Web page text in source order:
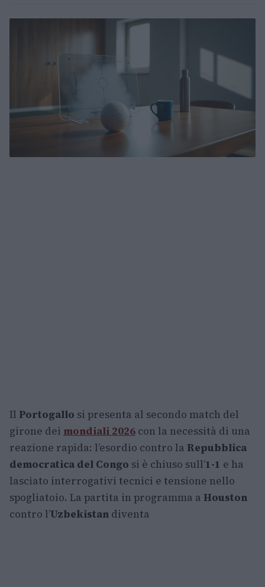
Il Portogallo si presenta al secondo match del
girone dei mondiali 2026 con la necessità di una
reazione rapida: l’esordio contro la Repubblica
democratica del Congo si è chiuso sull’1-1 e ha
lasciato interrogativi tecnici e tensione nello
spogliatoio. La partita in programma a Houston
contro l’Uzbekistan diventa